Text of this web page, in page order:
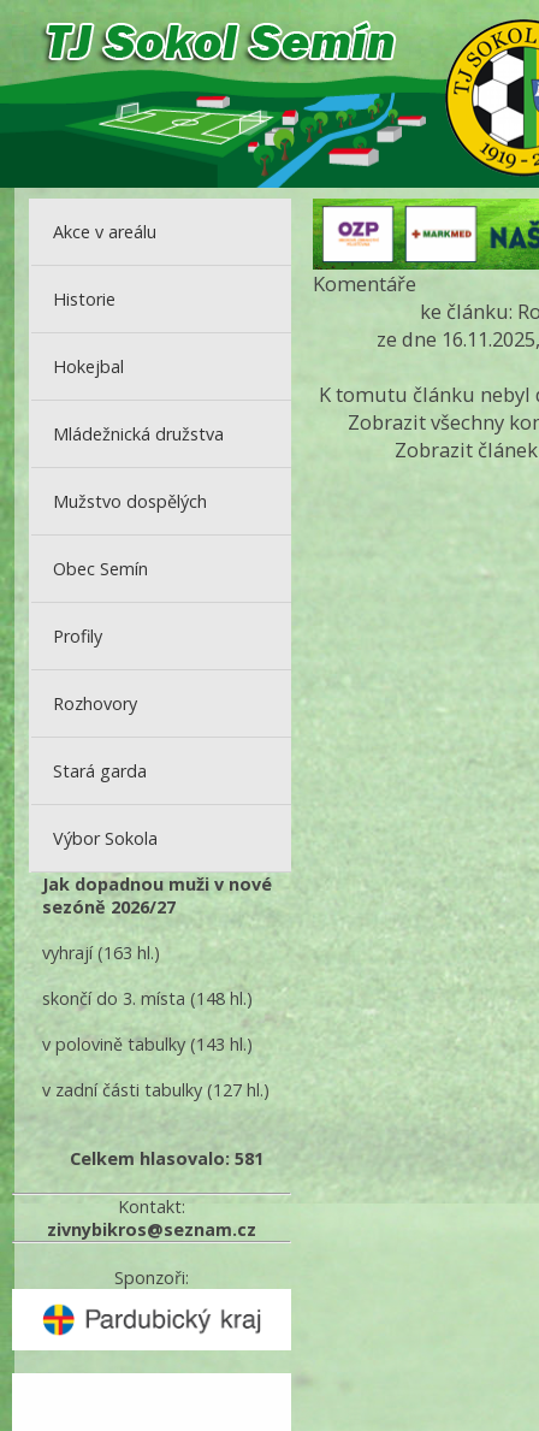
Akce v areálu
Historie
Hokejbal
Mládežnická družstva
Mužstvo dospělých
Obec Semín
Profily
Rozhovory
Stará garda
Výbor Sokola
Jak dopadnou muži v nové
sezóně 2026/27
vyhrají(163 hl.)
skončí do 3. místa (148 hl.)
v polovině tabulky(143 hl.)
v zadní části tabulky (127 hl.)
Celkem hlasovalo: 581
Kontakt:
zivnybikros@seznam.cz
Sponzoři:
Komentáře
ke článku:
ze dne
K tomutu článku nebyl
Zobrazit všechny
Zobrazit